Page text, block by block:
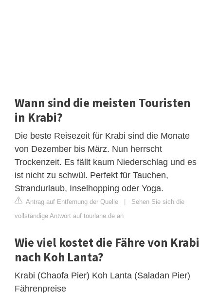
Wann sind die meisten Touristen
in Krabi?
Die beste Reisezeit für Krabi sind die Monate
von Dezember bis März. Nun herrscht
Trockenzeit. Es fällt kaum Niederschlag und es
ist nicht zu schwül. Perfekt für Tauchen,
Strandurlaub, Inselhopping oder Yoga.
Antrag auf Entfernung der Quelle | Sehen Sie sich die
vollständige Antwort auf tourlane.de an
Wie viel kostet die Fähre von Krabi
nach Koh Lanta?
Krabi (Chaofa Pier) Koh Lanta (Saladan Pier)
Fährenpreise